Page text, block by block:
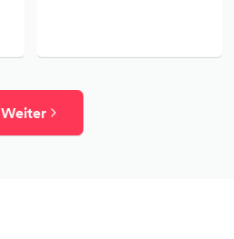
Weiter